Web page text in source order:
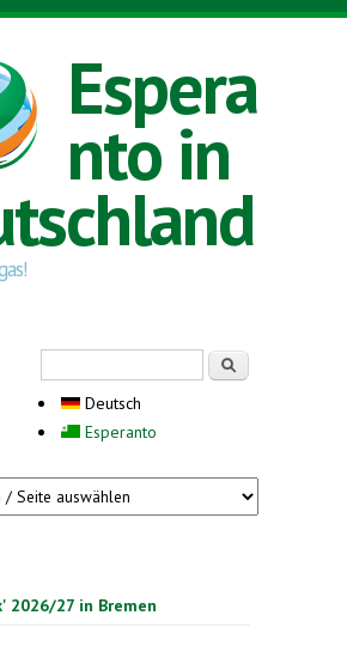
Espera
nto in
Deutsch
Esperanto
2026/27 in Bremen